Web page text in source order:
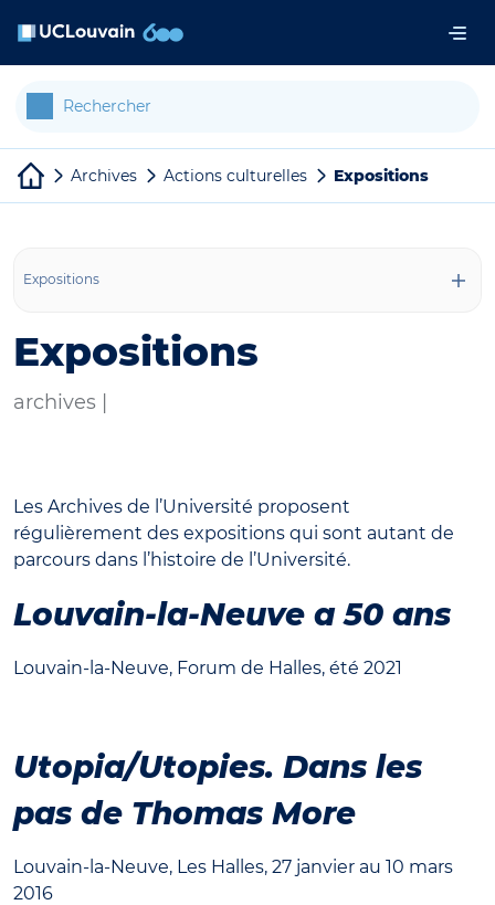
Archives Actions culturelles Expositions
Expositions
Expositions
archives |
Les Archives de l’Université proposent
régulièrement des expositions qui sont autant de
parcours dans l’histoire de l’Université.
Louvain-la-Neuve a 50 ans
Louvain-la-Neuve, Forum de Halles, été 2021
Utopia/Utopies. Dans les
pas de Thomas More
Louvain-la-Neuve, Les Halles, 27 janvier au 10 mars
2016